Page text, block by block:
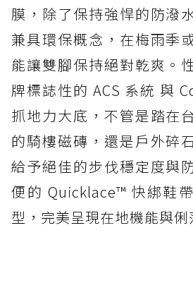
膜，除了保持強悍的防潑
兼具環保概念，在梅雨季
能讓雙腳保持絕對乾爽。
牌標誌性的 ACS 系統 與
抓地力大底，不管是踏在
的騎樓磁磚，還是戶外碎
給予絕佳的步伐穩定度與
便的 Quicklace™ 快綁鞋
型，完美呈現在地機能與俐